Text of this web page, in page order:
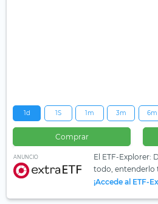
1d 1S 1m 3m 6m
Comprar
ANUNCIO
El ETF-Explorer:
todo, entenderlo
¡Accede al ETF-